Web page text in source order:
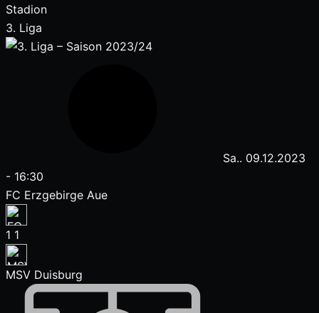
Stadion
3. Liga
Sa.. 09.12.2023
- 16:30
FC Erzgebirge Aue
1 1
MSV Duisburg